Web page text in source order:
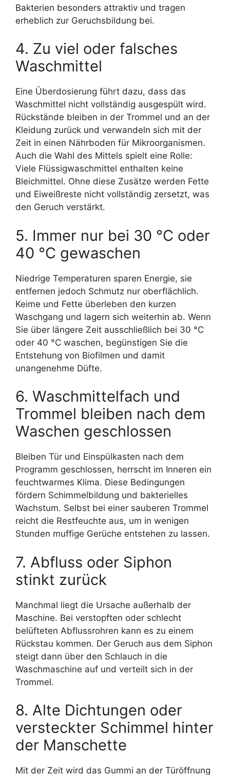
Bakterien besonders attraktiv und tragen
erheblich zur Geruchsbildung bei.
4. Zu viel oder falsches
Waschmittel
Eine Überdosierung führt dazu, dass das
Waschmittel nicht vollständig ausgespült wird.
Rückstände bleiben in der Trommel und an der
Kleidung zurück und verwandeln sich mit der
Zeit in einen Nährboden für Mikroorganismen.
Auch die Wahl des Mittels spielt eine Rolle:
Viele Flüssigwaschmittel enthalten keine
Bleichmittel. Ohne diese Zusätze werden Fette
und Eiweißreste nicht vollständig zersetzt, was
den Geruch verstärkt.
5. Immer nur bei 30 °C oder
40 °C gewaschen
Niedrige Temperaturen sparen Energie, sie
entfernen jedoch Schmutz nur oberflächlich.
Keime und Fette überleben den kurzen
Waschgang und lagern sich weiterhin ab. Wenn
Sie über längere Zeit ausschließlich bei 30 °C
oder 40 °C waschen, begünstigen Sie die
Entstehung von Biofilmen und damit
unangenehme Düfte.
6. Waschmittelfach und
Trommel bleiben nach dem
Waschen geschlossen
Bleiben Tür und Einspülkasten nach dem
Programm geschlossen, herrscht im Inneren ein
feuchtwarmes Klima. Diese Bedingungen
fördern Schimmelbildung und bakterielles
Wachstum. Selbst bei einer sauberen Trommel
reicht die Restfeuchte aus, um in wenigen
Stunden muffige Gerüche entstehen zu lassen.
7. Abfluss oder Siphon
stinkt zurück
Manchmal liegt die Ursache außerhalb der
Maschine. Bei verstopften oder schlecht
belüfteten Abflussrohren kann es zu einem
Rückstau kommen. Der Geruch aus dem Siphon
steigt dann über den Schlauch in die
Waschmaschine auf und verteilt sich in der
Trommel.
8. Alte Dichtungen oder
versteckter Schimmel hinter
der Manschette
Mit der Zeit wird das Gummi an der Türöffnung